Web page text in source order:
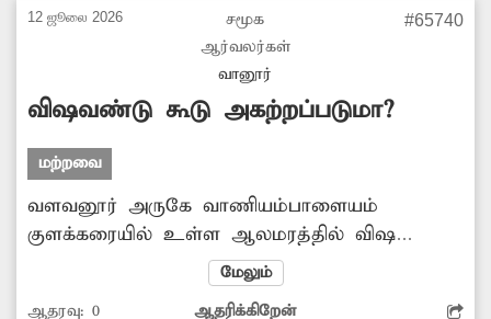
12 ஜூலை 2026
சமூக
ஆர்வலர்கள்
வானூர்
#65740
விஷவண்டு கூடு அகற்றப்படுமா?
மற்றவை
வளவனூர் அருகே வாணியம்பாளையம்
குளக்கரையில் உள்ள ஆலமரத்தில் விஷ
வண்டு கூடு கட்டியுள்ளது. இதன் அருகே
ரேஷன் கடை உள்ளது. மேலும் இப்பகுதியை
மேலும்
ஆதரவு: 0 ஆதரிக்கிறேன்